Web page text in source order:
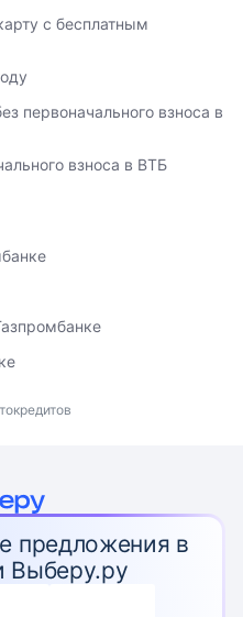
с бесплатным
первоначального взноса в
взноса в ВТБ
предложения в
Выберу.ру